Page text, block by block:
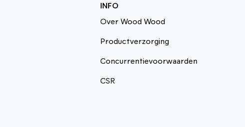
INFO
Over Wood Wood
Productverzorging
Concurrentievoorwaarden
CSR